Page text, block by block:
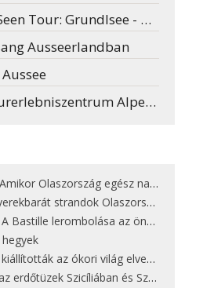
Grundlsee - Toplitzsee - Kammersee
Ausseerlandban
Alpengarten
Olaszország egész nap nyaral
Olaszországban - megmutatjuk a 15 legjobbat
lerombolása az önkényuralom végét jelentette
az ókori világ elveszett híres szobrának másolatát
Szicíliában és Szardínián